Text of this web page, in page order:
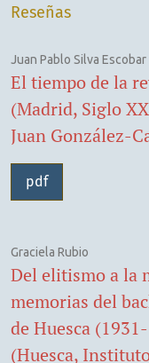
Reseñas
Juan Pablo Silva Escobar
El tiempo de la
(Madrid, Siglo
Juan González-
pdf
Graciela Rubio
Del elitismo a la
memorias del
de Huesca
(Huesca,